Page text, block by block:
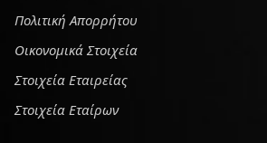
Πολιτική Απορρήτου
Οικονομικά Στοιχεία
Στοιχεία Εταιρείας
Στοιχεία Εταίρων